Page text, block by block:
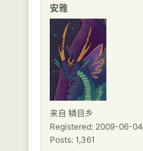
安雅
来自 鳞目乡
Registered: 2009-06-04
Posts: 1,361